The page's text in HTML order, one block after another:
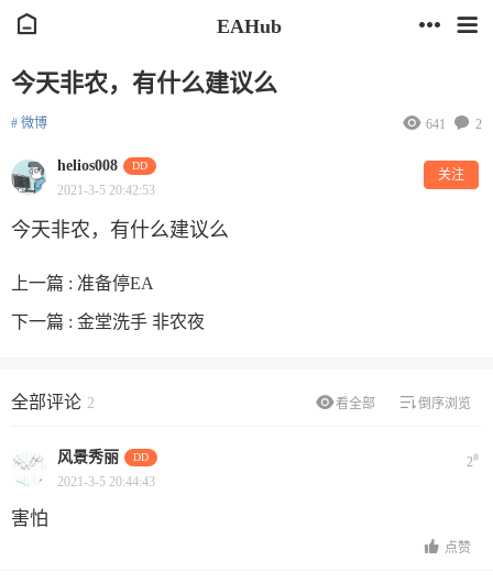
EAHub
今天非农，有什么建议么
# 微博 2
641
helios008 DD
2021-3-5 20:42:53
关注
今天非农，有什么建议么
上一篇 : 准备停EA
下一篇 : 金堂洗手 非农夜
看全部 倒序浏览
全部评论 2
风景秀丽 DD 2#
2021-3-5 20:44:43
害怕
点赞